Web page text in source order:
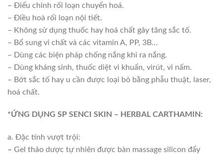
– Điểu chỉnh rối loạn chuyển hoá.
– Điều hoà rối loạn nội tiết.
– Không sử dụng thuốc hay hoá chất gây tăng sắc tố.
– Bổ sung vi chất và các vitamin A, PP, 3B…
– Dùng các biện pháp chống nắng khi ra nắng.
– Dùng kháng sinh, thuốc diệt vi khuẩn, virút, vi nấm.
– Bớt sắc tố hay u cần được loại bỏ bằng phẫu thuật, laser,
hoá chất.
*ỨNG DỤNG SP SENCI SKIN – HERBAL CARTHAMIN:
a. Đặc tính vượt trội:
– Gel thảo dược tự nhiên được bàn massage silicon đẩy